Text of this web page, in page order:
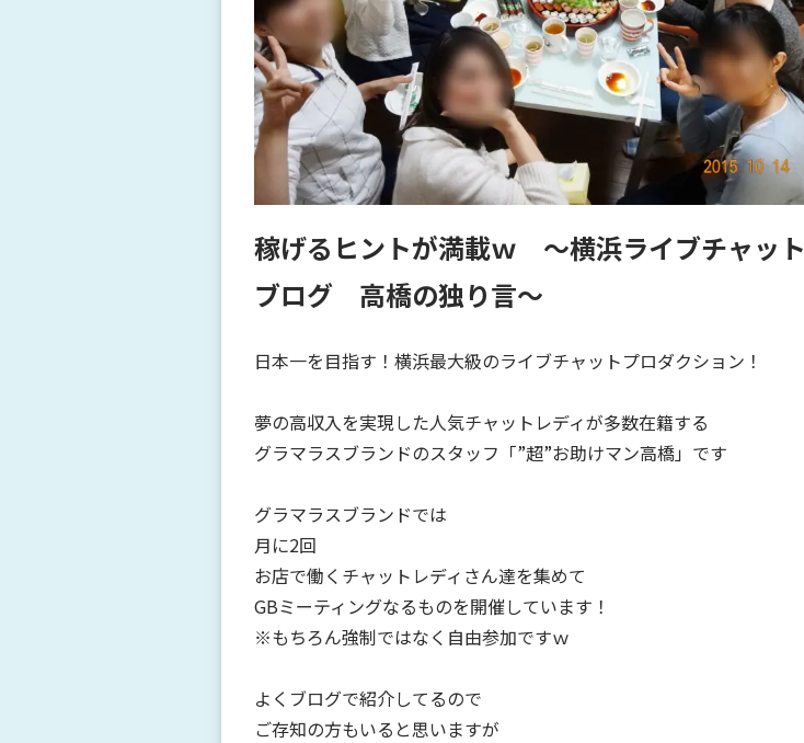
稼げるヒントが満載ｗ ～横浜ライブチャット
ブログ 高橋の独り言～
日本一を目指す！横浜最大級のライブチャットプロダクション！
夢の高収入を実現した人気チャットレディが多数在籍する
グラマラスブランドのスタッフ「”超”お助けマン高橋」です
グラマラスブランドでは
月に2回
お店で働くチャットレディさん達を集めて
GBミーティングなるものを開催しています！
※もちろん強制ではなく自由参加ですｗ
よくブログで紹介してるので
ご存知の方もいると思いますが